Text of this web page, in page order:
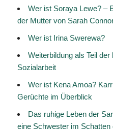
Wer ist Soraya Lewe? –
der Mutter von Sarah
Wer ist Irina Swerewa?
Weiterbildung als Teil
Sozialarbeit
Wer ist Kena Amoa?
Gerüchte im Überblick
Das ruhige Leben der
eine Schwester im Schatten